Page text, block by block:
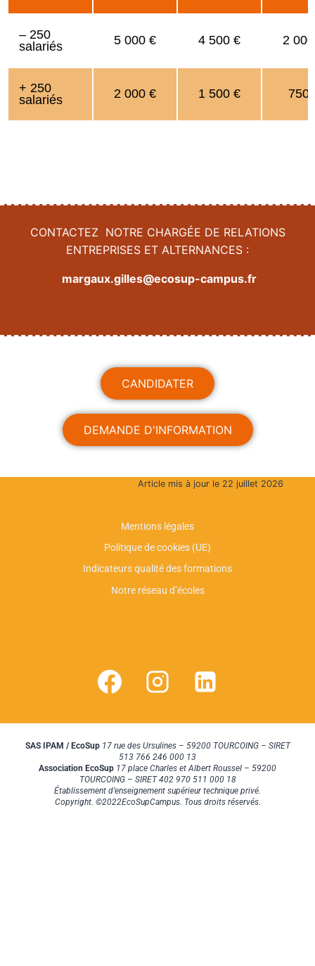
– 250
salariés
5 000 € 4 500 € 2
+ 250
salariés
2 000 € 1 500 € 750
CONTACTEZ NOTRE CHARGÉE DE RELATIONS
ENTREPRISES ET ALTERNANCES :
margaux.gilles@ecosup-campus.fr
CANDIDATER
DEMANDE D'INFORMATION
Article mis à jour le 22 juillet 2026
Mentions légales
Politique de cookies (UE)
Indicateurs qualité des formations
Notre réseau d’écoles
SAS IPAM / EcoSup17 rue des Ursulines – 59200 TOURCOING – SIRET
513 766 246 000 13
Association EcoSup 17 place Charles et Albert Roussel – 59200
TOURCOING – SIRET 402 970 511 000 18
Établissement d’enseignement supérieur technique privé.
Copyright. ©2022EcoSupCampus. Tous droits réservés.